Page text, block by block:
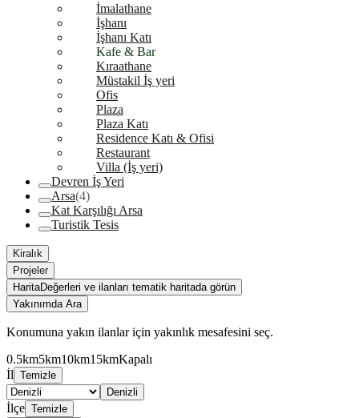
İmalathane
İşhanı
İşhanı Katı
Kafe & Bar
Kıraathane
Müstakil İş yeri
Ofis
Plaza
Plaza Katı
Residence Katı & Ofisi
Restaurant
Villa (İş yeri)
Devren İş Yeri
Arsa(4)
Kat Karşılığı Arsa
Turistik Tesis
Kiralık
Projeler
HaritaDeğerleri ve ilanları tematik haritada görün
Yakınımda Ara
Konumuna yakın ilanlar için yakınlık mesafesini seç.
0.5km5km10km15kmKapalı
İl Temizle
Denizli
İlçe Temizle